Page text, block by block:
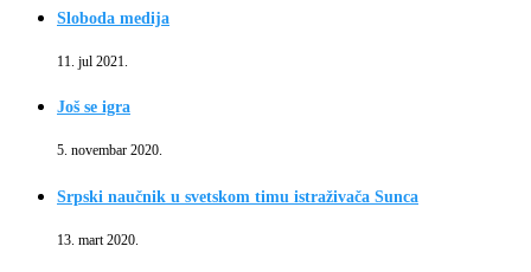
Sloboda medija
11. jul 2021.
Još se igra
5. novembar 2020.
Srpski naučnik u svetskom timu istraživača Sunca
13. mart 2020.